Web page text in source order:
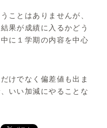
ことはありませんが、
果が成績に入るかどう
に１学期の内容を中心
けでなく偏差値も出ま
いい加減にやることな